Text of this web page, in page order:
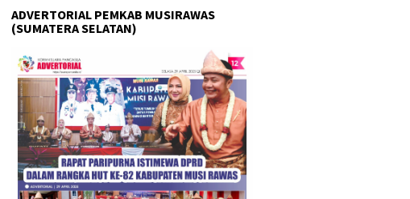
ADVERTORIAL PEMKAB MUSIRAWAS
(SUMATERA SELATAN)